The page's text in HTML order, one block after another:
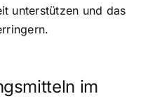
unterstützen und das
im